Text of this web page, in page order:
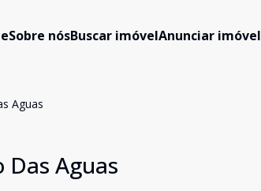
Sobre nósBuscar imóvelAnunciar imóvel
Aguas
Das Aguas